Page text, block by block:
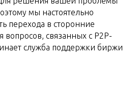
мы настоятельно
перехода в сторонние
связанных с P2P-
служба поддержки биржи